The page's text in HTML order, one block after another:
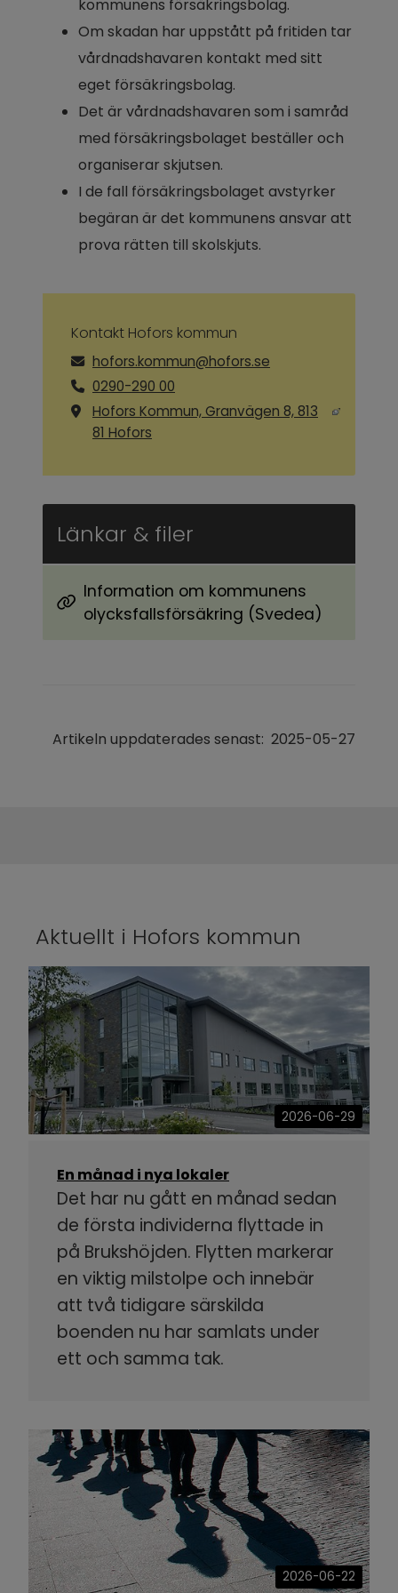
kommunens försäkringsbolag.
Om skadan har uppstått på fritiden tar
vårdnadshavaren kontakt med sitt
eget försäkringsbolag.
Det är vårdnadshavaren som i samråd
med försäkringsbolaget beställer och
organiserar skjutsen.
I de fall försäkringsbolaget avstyrker
begäran är det kommunens ansvar att
prova rätten till skolskjuts.
Kontakt Hofors kommun
hofors.kommun@hofors.se
0290-290 00
Hofors Kommun, Granvägen 8, 813
81 Hofors
Länkar & filer
Information om kommunens
olycksfallsförsäkring (Svedea)
Artikeln uppdaterades senast: 2025-05-27
Aktuellt i Hofors kommun
2026-06-29
En månad i nya lokaler
Det har nu gått en månad sedan
de första individerna flyttade in
på Brukshöjden. Flytten markerar
en viktig milstolpe och innebär
att två tidigare särskilda
boenden nu har samlats under
ett och samma tak.
2026-06-22